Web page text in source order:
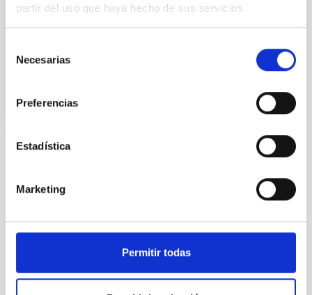
partir del uso que haya hecho de sus servicios.
Necesarias
Preferencias
Estadística
Marketing
Permitir todas
entender mejor lo que ocurre aquí, en la Tierra. Hoy,
ÁMBITO